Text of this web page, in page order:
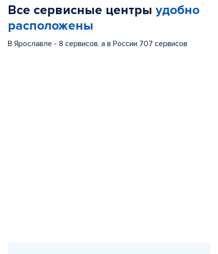
Все сервисные центры удобно
расположены
В Ярославле - 8 сервисов, а в России 707 сервисов